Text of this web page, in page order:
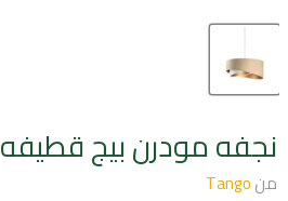
نجفه مودرن بيج قطيفه
منTango